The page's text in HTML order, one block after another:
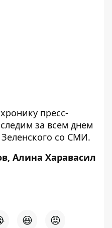
пресс-
за всем днем
со СМИ.
Алина Харавасил
😆 😡